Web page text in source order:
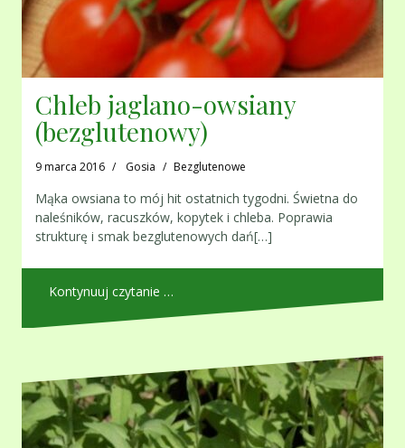
Chleb jaglano-owsiany
(bezglutenowy)
9 marca 2016 Gosia Bezglutenowe
Mąka owsiana to mój hit ostatnich tygodni. Świetna do
naleśników, racuszków, kopytek i chleba. Poprawia
strukturę i smak bezglutenowych dań[…]
Kontynuuj czytanie …